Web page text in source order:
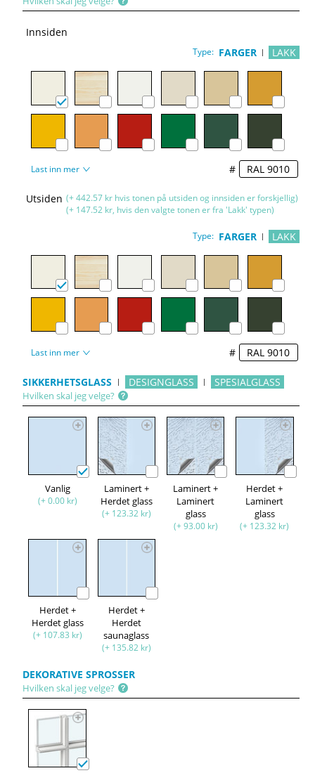
Innsiden
Type: FARGER LAKK
Last inn mer #
Utsiden (+ 442.57 kr hvis tonen på utsiden og innsiden er forskjellig)
(+ 147.52 kr, hvis den valgte tonen er fra 'Lakk' typen)
Type: FARGER LAKK
Last inn mer #
SIKKERHETSGLASS DESIGNGLASS SPESIALGLASS
Hvilken skal jeg velge?
Vanlig
(+ 0.00 kr)
Laminert +
Herdet glass
(+ 123.32 kr)
Laminert +
Laminert
glass
(+ 93.00 kr)
Herdet +
Laminert
glass
(+ 123.32 kr)
Herdet +
Herdet glass
(+ 107.83 kr)
Herdet +
Herdet
saunaglass
(+ 135.82 kr)
DEKORATIVE SPROSSER
Hvilken skal jeg velge?